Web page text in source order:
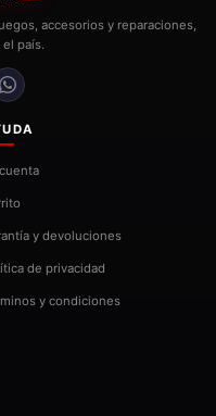
accesorios y reparaciones,
país.
y devoluciones
de privacidad
y condiciones